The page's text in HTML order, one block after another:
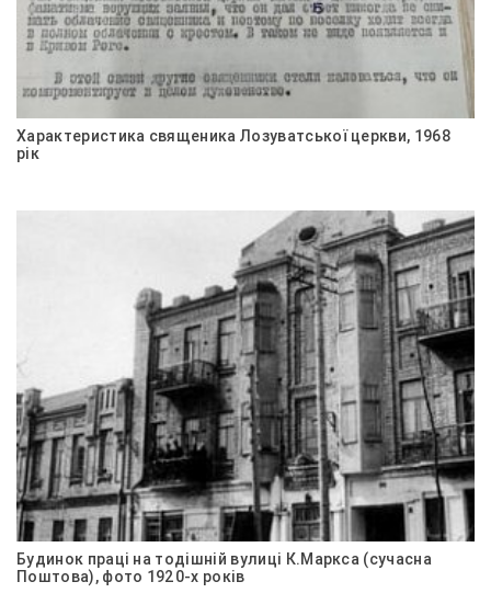
Характеристика священика Лозуватської церкви, 1968
рік
Будинок праці на тодішній вулиці К.Маркса (сучасна
Поштова), фото 1920-х років